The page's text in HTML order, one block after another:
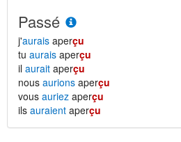
Passé
j'aurais aperçu
tu aurais aperçu
il aurait aperçu
nous aurions aperçu
vous auriez aperçu
ils auraient aperçu